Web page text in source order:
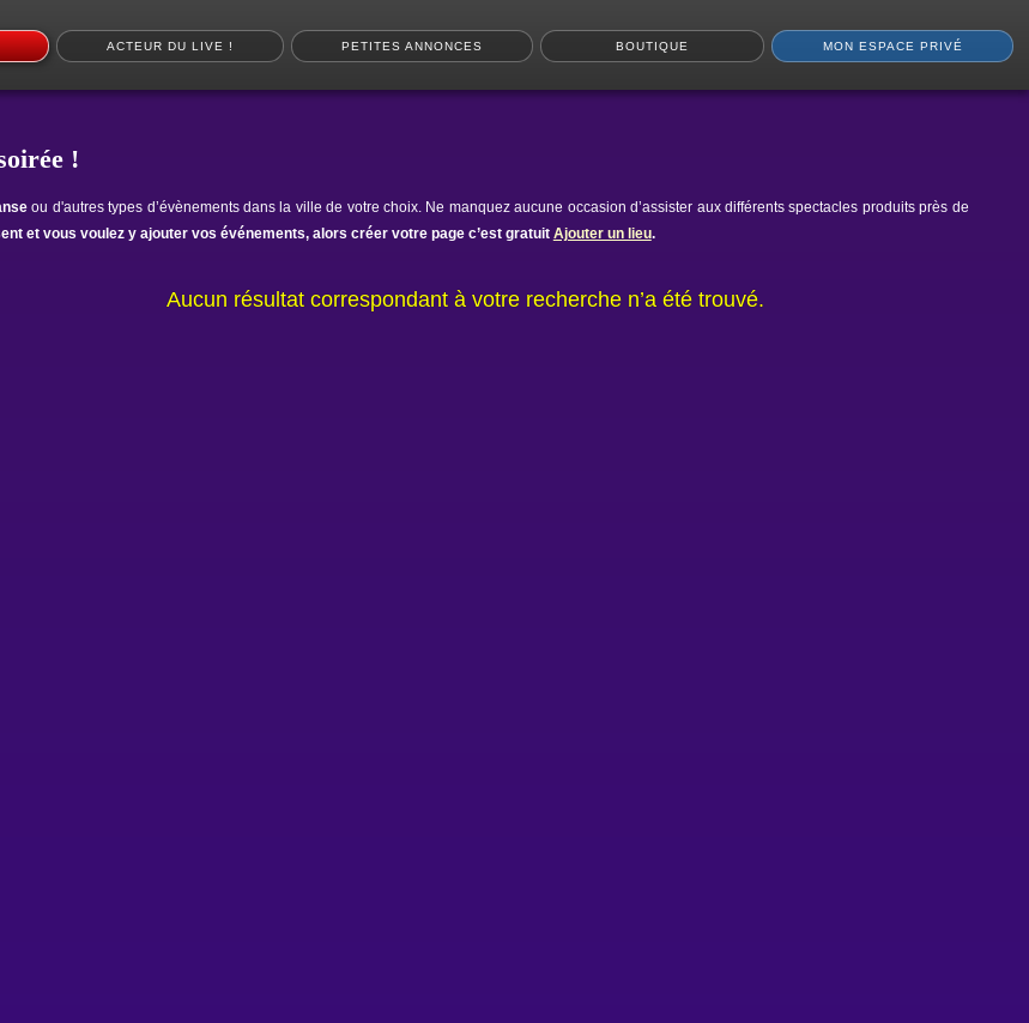
ACTEUR DU LIVE ! PETITES ANNONCES BOUTIQUE MON ESPACE PRIVÉ
!
ou d'autres types d’évènements dans la ville de votre choix. Ne manquez aucune occasion d’assister aux différents spectacles produits près de
et vous voulez y ajouter vos événements, alors créer votre page c’est gratuit Ajouter un lieu.
Aucun résultat correspondant à votre recherche n’a été trouvé.